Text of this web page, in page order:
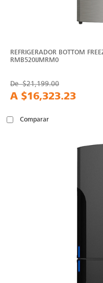
REFRIGERADOR BOTTOM
RMB520IJMRM0
De$21,199.00
A $16,323.23
Comparar